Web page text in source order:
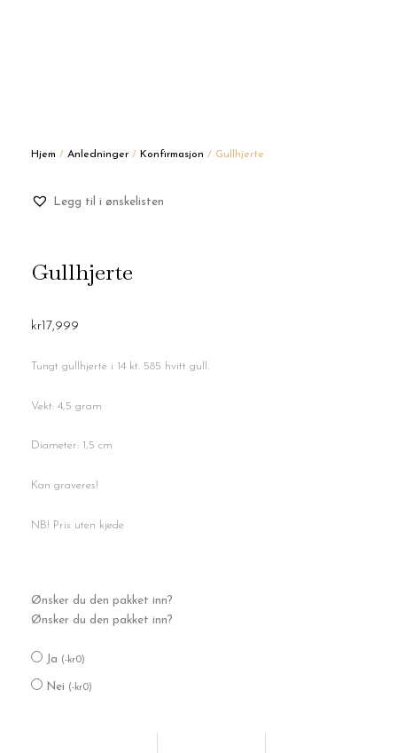
Hjem / Anledninger / Konfirmasjon / Gullhjerte
Legg til i ønskelisten
Gullhjerte
kr 17,999
Tungt gullhjerte i 14 kt. 585 hvitt gull.
Vekt: 4,5 gram
Diameter: 1,5 cm
Kan graveres!
NB! Pris uten kjede
Ønsker du den pakket inn?
Ønsker du den pakket inn?
Ja (-kr0)
Nei (-kr0)
antall